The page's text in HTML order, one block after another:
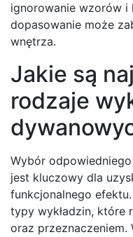
ignorowanie wzorów i
dopasowanie może
wnętrza.
Jakie są
rodzaje
Wybór
jest kluczowy dla
funkcjonalnego
typy wykładzin, które
oraz przeznaczeniem.